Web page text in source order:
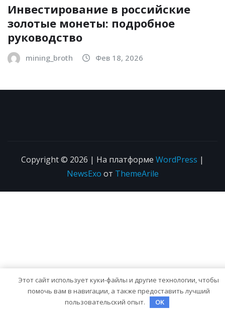
Инвестирование в российские
золотые монеты: подробное
руководство
mining_broth Фев 18, 2026
Copyright © 2026 | На платформе WordPress |
NewsExo от ThemeArile
Этот сайт использует куки-файлы и другие технологии, чтобы
помочь вам в навигации, а также предоставить лучший
пользовательский опыт.
OK